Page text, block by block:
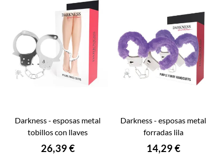
darkness - esposas metal
tobillos con llaves
Precio
26,39 €
darkness - esposas metal
forradas lila
Precio
14,29 €